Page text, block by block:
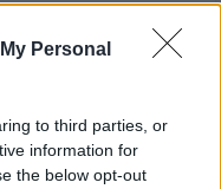
Personal
to third parties, or
information for
the below opt-out